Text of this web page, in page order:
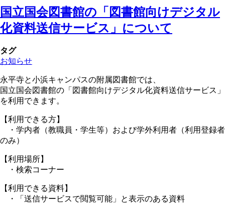
内
の
国
会
図
館
が
人
向
け
デ
ジ
タ
ル
化
資
送
信
国立国会図書館の「図書館向けデジタル
化資料送信サービス」について
タグ
お知らせ
永平寺と小浜キャンパスの附属図書館では、
国立国会図書館の「図書館向けデジタル化資料送信サービス」
を利用できます。
【利用できる方】
・学内者（教職員・学生等）および学外利用者（利用登録者
のみ）
【利用場所】
・検索コーナー
【利用できる資料】
・「送信サービスで閲覧可能」と表示のある資料